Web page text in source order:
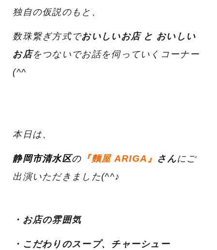
独自の仮説のもと、
数珠繋ぎ方式でおいしいお店 と おいしい
お店をつないでお話を伺っていくコーナー
(^^ゞ
本日は、
静岡市清水区の 『麵屋 ARIGA』 さんにご
出演いただきました(^^♪
・お店の雰囲気
・こだわりのスープ、チャーシュー